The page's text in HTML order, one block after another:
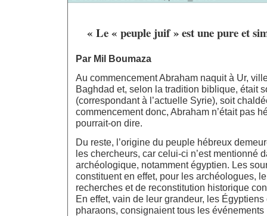
« Le « peuple juif » est une pure et
Par Mil Boumaza
Au commencement Abraham naquit à Ur,
Baghdad et, selon la tradition biblique, était
(correspondant à l’actuelle Syrie), soit
commencement donc, Abraham n’était pas
pourrait-on dire.
Du reste, l’origine du peuple hébreux
les chercheurs, car celui-ci n’est mentionné
archéologique, notamment égyptien. Les
constituent en effet, pour les archéologues,
recherches et de reconstitution historique
En effet, vain de leur grandeur, les Égyptiens
pharaons, consignaient tous les événements